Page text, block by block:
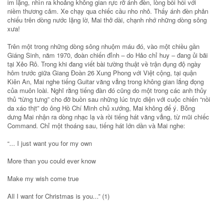
im lặng, nhìn ra khoảng không gian rực rỡ ánh đèn, lòng bồi hồi với
niềm thương cảm. Xe chạy qua chiếc cầu nho nhỏ. Thấy ánh đèn phản
chiếu trên dòng nước lặng lờ, Mai thở dài, chạnh nhớ những dòng sông
xưa!
Trên một trong những dòng sông nhuộm máu đó, vào một chiều gần
Giáng Sinh, năm 1970, đoàn chiến đỉnh – do Hảo chỉ huy – đang ủi bãi
tại Xẻo Rô. Trong khi đang viết bài tường thuật về trận đụng độ ngày
hôm trước giữa Giang Đoàn 26 Xung Phong với Việt cộng, tại quận
Kiên An, Mai nghe tiếng Guitar văng vẳng trong không gian lắng đọng
của muôn loài. Nghĩ rằng tiếng đàn đó cũng do một trong các anh thủy
thủ “từng tưng” cho đỡ buồn sau những lúc trực diện với cuộc chiến “nồi
da xáo thịt” do ông Hồ Chí Minh chủ xướng, Mai không để ý. Bỗng
dưng Mai nhận ra dòng nhạc lạ và rồi tiếng hát văng vẳng, từ mũi chiếc
Command. Chỉ một thoáng sau, tiếng hát lớn dần và Mai nghe:
“... I just want you for my own
More than you could ever know
Make my wish come true
All I want for Christmas is you...” (1)